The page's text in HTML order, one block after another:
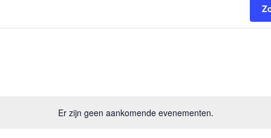
Er zijn geen aankomende evenementen.